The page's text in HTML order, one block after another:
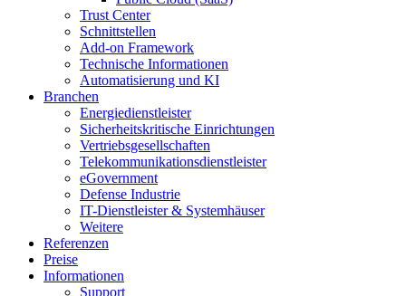
Trust Center
Schnittstellen
Add-on Framework
Technische Informationen
Automatisierung und KI
Branchen
Energiedienstleister
Sicherheitskritische Einrichtungen
Vertriebsgesellschaften
Telekommunikationsdienstleister
eGovernment
Defense Industrie
IT-Dienstleister & Systemhäuser
Weitere
Referenzen
Preise
Informationen
Support